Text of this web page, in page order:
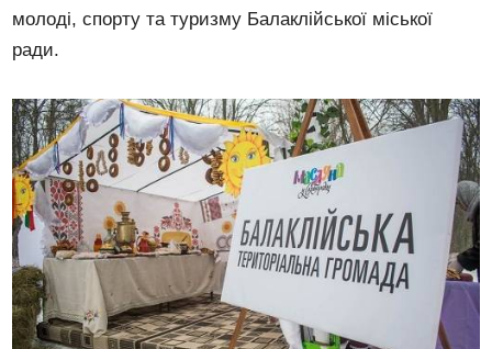
молоді, спорту та туризму Балаклійської міської
ради.